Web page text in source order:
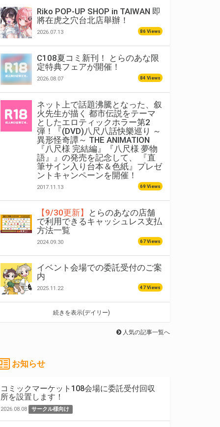
Riko POP-UP SHOP in TAIWAN 即
將在虎之穴台北店舉辦！
2026.07.13 86 Views
C108夏コミ新刊！ とらのあな限
定特典フェアが開催！
2026.08.07 84 Views
ネット上で話題沸騰となった、叙
火先生が描く 都市伝説をテーマ
としたエロティックホラー第2
弾！『(DVD)八尺八話快樂巡り ～
異形怪奇譚～ THE ANIMATION
『八尺様 完結編』『八尺様 夢物
語』』の発売を記念して、 『直
筆サイン入り台本＆色紙』プレゼ
ントキャンペーンを開催！
2017.11.13 69 Views
【9/30更新】
とらのあなの店舗
で利用できるキャッシュレス支払
方法一覧
2024.09.30 67 Views
イベント会場での委託受付のご案
内
2025.11.22 47 Views
続きを表示(デイリー)
人気の記事一覧へ
お知らせ
コミックマーケット108会場に委託受付回収
所を設置します！
2026.08.08 サークル様向け